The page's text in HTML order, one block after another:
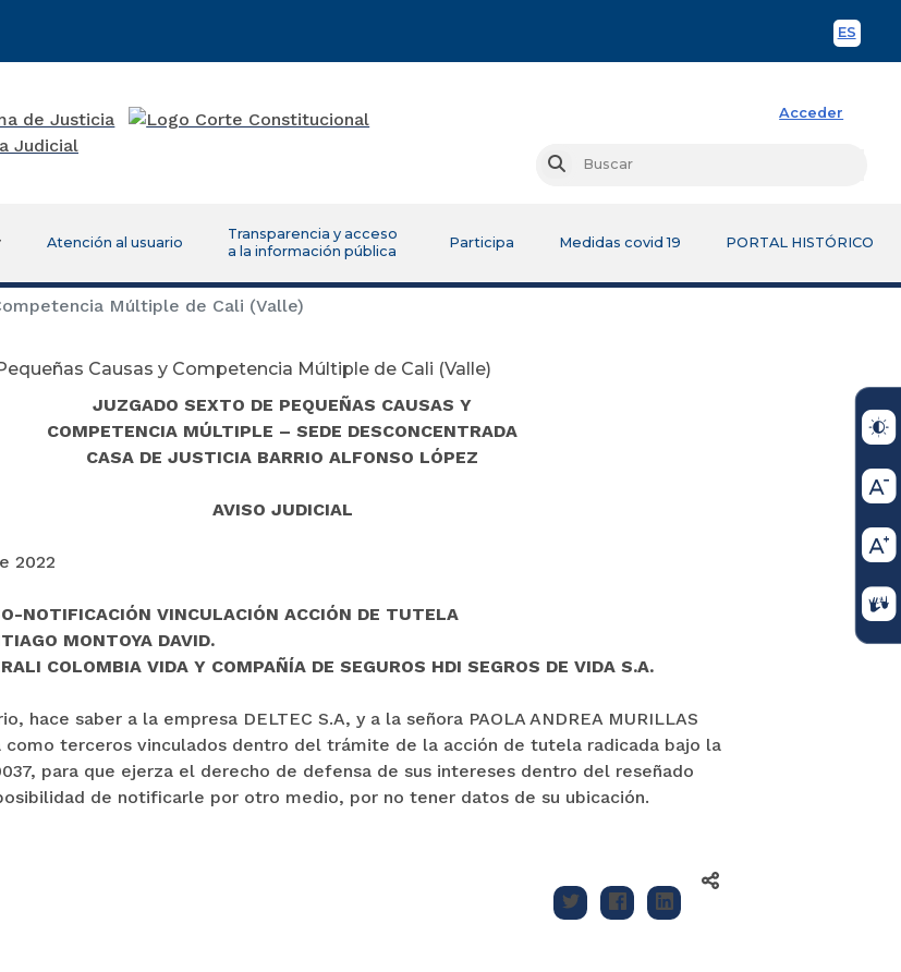
ES
Acceder
Buscar
Atención al usuario
Transparencia y acceso
a la información pública
Participa Medidas covid 19 PORTAL HISTÓRICO
Múltiple de Cali (Valle)
Causas y Competencia Múltiple de Cali (Valle)
JUZGADO SEXTO DE PEQUEÑAS CAUSAS Y
COMPETENCIA MÚLTIPLE – SEDE DESCONCENTRADA
CASA DE JUSTICIA BARRIO ALFONSO LÓPEZ
AVISO JUDICIAL
2022
NOTIFICACIÓN VINCULACIÓN ACCIÓN DE TUTELA
MONTOYA DAVID.
COLOMBIA VIDA Y COMPAÑÍA DE SEGUROS HDI SEGROS DE VIDA S.A.
hace saber a la empresa DELTEC S.A, y a la señora PAOLA ANDREA MURILLAS
como terceros vinculados dentro del trámite de la acción de tutela radicada bajo la
para que ejerza el derecho de defensa de sus intereses dentro del reseñado
de notificarle por otro medio, por no tener datos de su ubicación.